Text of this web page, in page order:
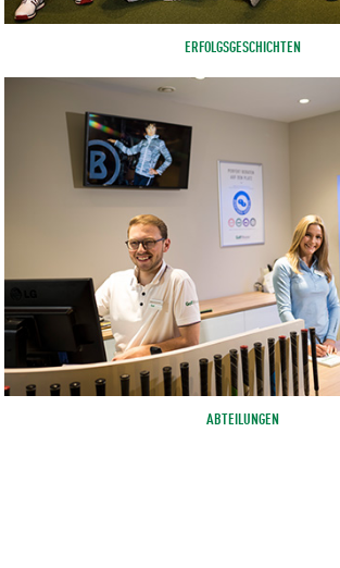
ERFOLGSGESCHICHTEN
ABTEILUNGEN